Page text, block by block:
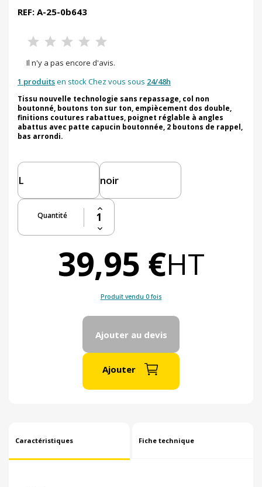
REF: A-25-0b643
Il n'y a pas encore d'avis.
1 produitsen stock Chez vous sous 24/48h
Tissu nouvelle technologie sans repassage, col non
boutonné, boutons ton sur ton, empiècement dos double,
finitions coutures rabattues, poignet réglable à angles
abattus avec patte capucin boutonnée, 2 boutons de rappel,
bas arrondi.
Quantité
39,95 €HT
Produit vendu 0 fois
Ajouter au devis
Ajouter
Caractéristiques Fiche technique